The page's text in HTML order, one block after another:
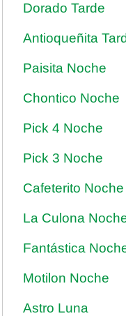
Dorado Tarde
Antioqueñita
Paisita Noche
Chontico Noche
Pick 4 Noche
Pick 3 Noche
Cafeterito Noche
La Culona
Fantástica
Motilon Noche
Astro Luna